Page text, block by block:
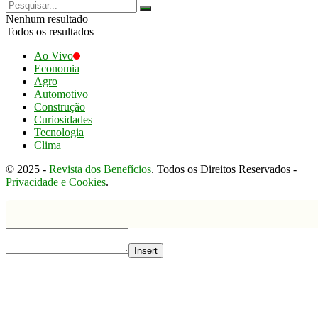
Nenhum resultado
Todos os resultados
Ao Vivo
Economia
Agro
Automotivo
Construção
Curiosidades
Tecnologia
Clima
© 2025 - Revista dos Benefícios. Todos os Direitos Reservados -
Privacidade e Cookies.
Insert